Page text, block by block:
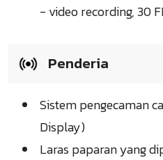
- video recording, 30
Penderia
Sistem pengecaman
Display)
Laras paparan yang